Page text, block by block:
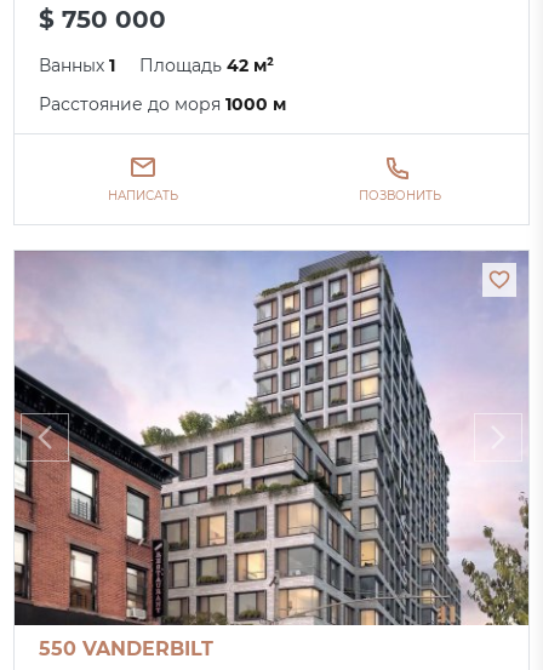
$ 750 000
Ванных1 Площадь42 м²
Расстояние до моря1000 м
НАПИСАТЬ ПОЗВОНИТЬ
550 VANDERBILT